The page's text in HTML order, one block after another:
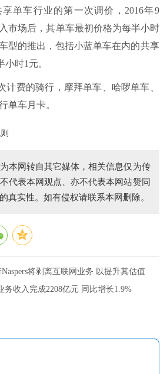
车行业的第一次调价，2016年9
市场后，其单车最初价格为每半小时
型的推出，包括小蓝单车在内的共享
时1元。
费的骑行，摩拜单车、哈啰单车、
单车月卡。
本网转自其它媒体，相关信息仅为传
代表本网观点、亦不代表本网站赞同
真实性。如有侵权请联系本网删除。
将剥离互联网业务 以提升其估值
务收入完成2208亿元 同比增长1.9%